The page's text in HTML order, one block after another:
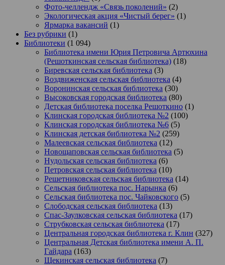
Фото-челлендж «Связь поколений» (2)
Экологическая акция «Чистый берег» (1)
Ярмарка вакансий (1)
Без рубрики (1)
Библиотеки (1 094)
Библиотека имени Юрия Петровича Артюхина
(Решоткинская сельская библиотека) (18)
Биревская сельская библиотека (3)
Воздвиженская сельская библиотека (4)
Воронинская сельская библиотека (30)
Высоковская городская библиотека (80)
Детская библиотека поселка Решоткино (1)
Клинская городская библиотека №2 (100)
Клинская городская библиотека №6 (5)
Клинская детская библиотека №2 (259)
Малеевская сельская библиотека (12)
Новощаповская сельская библиотека (5)
Нудольская сельская библиотека (6)
Петровская сельская библиотека (10)
Решетниковская сельская библиотека (14)
Сельская библиотека пос. Нарынка (6)
Сельская библиотека пос. Чайковского (5)
Слободская сельская библиотека (13)
Спас-Заулковская сельская библиотека (17)
Струбковская сельская библиотека (17)
Центральная городская библиотека г. Клин (327)
Центральная Детская библиотека имени А. П.
Гайдара (163)
Щекинская сельская библиотека (7)